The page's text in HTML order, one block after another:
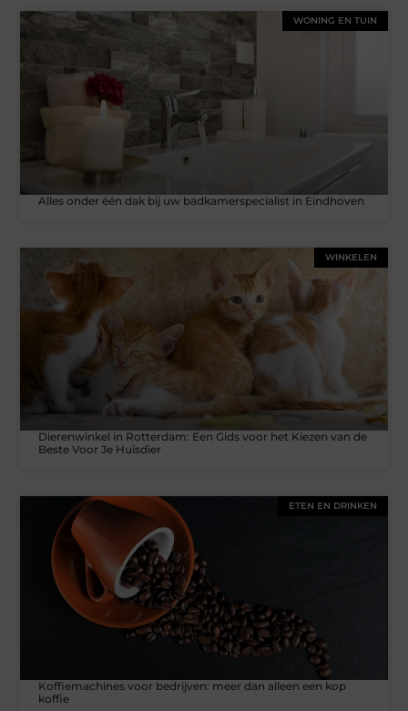
WONING EN TUIN
Alles onder één dak bij uw badkamerspecialist in Eindhoven
WINKELEN
Dierenwinkel in Rotterdam: Een Gids voor het Kiezen van de
Beste Voor Je Huisdier
ETEN EN DRINKEN
Koffiemachines voor bedrijven: meer dan alleen een kop
koffie